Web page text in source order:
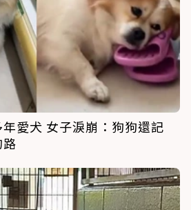
愛犬 女子淚崩：狗狗還記